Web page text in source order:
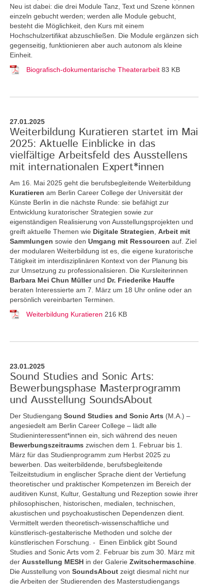
Neu ist dabei: die drei Module Tanz, Text und Szene können
einzeln gebucht werden; werden alle Module gebucht,
besteht die Möglichkeit, den Kurs mit einem
Hochschulzertifikat abzuschließen. Die Module ergänzen sich
gegenseitig, funktionieren aber auch autonom als kleine
Einheit.
Biografisch-dokumentarische Theaterarbeit 83 KB
27.01.2025
Weiterbildung Kuratieren startet im Mai
2025: Aktuelle Einblicke in das
vielfältige Arbeitsfeld des Ausstellens
mit internationalen Expert*innen
Am 16. Mai 2025 geht die berufsbegleitende Weiterbildung
Kuratieren am Berlin Career College der Universität der
Künste Berlin in die nächste Runde: sie befähigt zur
Entwicklung kuratorischer Strategien sowie zur
eigenständigen Realisierung von Ausstellungsprojekten und
greift aktuelle Themen wie Digitale Strategien Arbeit mit
Sammlungen sowie den Umgang mit Ressourcen auf. Ziel
der modularen Weiterbildung ist es, die eigene kuratorische
Tätigkeit im interdisziplinären Kontext von der Planung bis
zur Umsetzung zu professionalisieren. Die Kursleiterinnen
Barbara Mei Chun Müllerund Dr. Friederike Hauffe
beraten Interessierte am 7. März um 18 Uhr online oder an
persönlich vereinbarten Terminen.
Weiterbildung Kuratieren 216 KB
23.01.2025
Sound Studies and Sonic Arts:
Bewerbungsphase Masterprogramm
und Ausstellung SoundsAbout
Der Studiengang Sound Studies and Sonic Arts (M.A.) –
angesiedelt am Berlin Career College – lädt alle
Studieninteressent*innen ein, sich während des neuen
Bewerbungszeitraums zwischen dem 1. Februar bis 1.
März für das Studienprogramm zum Herbst 2025 zu
bewerben. Das weiterbildende, berufsbegleitende
Teilzeitstudium in englischer Sprache dient der Vertiefung
theoretischer und praktischer Kompetenzen im Bereich der
auditiven Kunst, Kultur, Gestaltung und Rezeption sowie ihrer
philosophischen, historischen, medialen, technischen,
akustischen und psychoakustischen Dependenzen dient.
Vermittelt werden theoretisch-wissenschaftliche und
künstlerisch-gestalterische Methoden und solche der
künstlerischen Forschung. - Einen Einblick gibt Sound
Studies and Sonic Arts vom 2. Februar bis zum 30. März mit
der Ausstellung MESH in der Galerie Zwitschermaschine
Die Ausstellung von SoundsAbout zeigt diesmal nicht nur
die Arbeiten der Studierenden des Masterstudiengangs